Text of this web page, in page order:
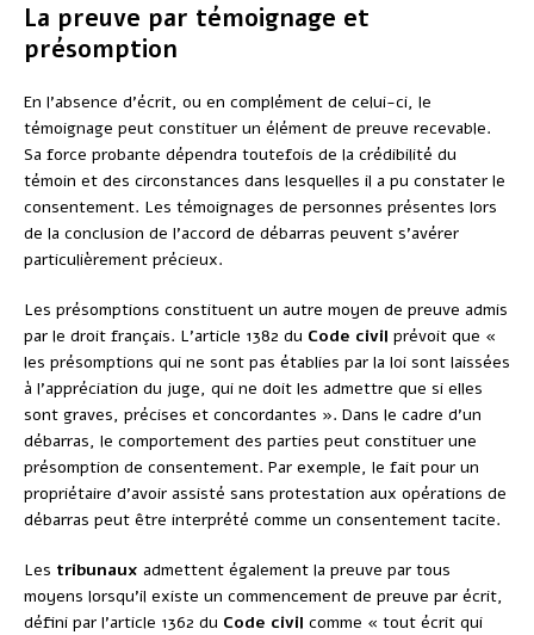
La preuve par témoignage et
présomption
En l’absence d’écrit, ou en complément de celui-ci, le
témoignage peut constituer un élément de preuve recevable.
Sa force probante dépendra toutefois de la crédibilité du
témoin et des circonstances dans lesquelles il a pu constater le
consentement. Les témoignages de personnes présentes lors
de la conclusion de l’accord de débarras peuvent s’avérer
particulièrement précieux.
Les présomptions constituent un autre moyen de preuve admis
par le droit français. L’article 1382 du Code civil prévoit que «
les présomptions qui ne sont pas établies par la loi sont laissées
à l’appréciation du juge, qui ne doit les admettre que si elles
sont graves, précises et concordantes ». Dans le cadre d’un
débarras, le comportement des parties peut constituer une
présomption de consentement. Par exemple, le fait pour un
propriétaire d’avoir assisté sans protestation aux opérations de
débarras peut être interprété comme un consentement tacite.
Les tribunaux admettent également la preuve par tous
moyens lorsqu’il existe un commencement de preuve par écrit,
défini par l’article 1362 du Code civil comme « tout écrit qui